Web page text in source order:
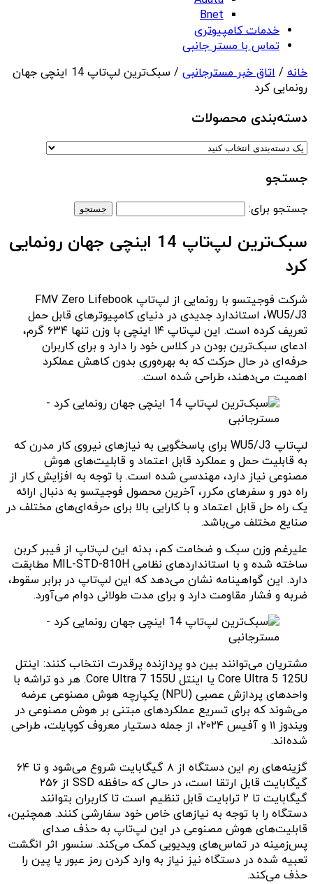
Bnet
خدمات کامپیوتری
تماس با مستر جانبی
خانه / اتاق خبر مسترجانبی
/ سبک‌ترین لپ‌تاپ 14 اینچی جهان
رونمایی کرد
دسته‌بندی‌ محصولات
جستجو
جستجو برای:
سبک‌ترین لپ‌تاپ 14 اینچی جهان رونمایی
کرد
شرکت فوجیتسو با رونمایی از لپ‌تاپ FMV Zero Lifebook
WU5/J3، استاندارد جدیدی در دنیای کامپیوتر‌های قابل حمل
تعریف کرده است. این لپ‌تاپ ۱۴ اینچی با وزن تنها ۶۳۴ گرم،
ادعای سبک‌ترین بودن در کلاس خود را دارد و برای کاربران
حرفه‌ای‌ در حال حرکت که به بهره‌وری بدون کاهش عملکرد
اهمیت می‌دهند، طراحی شده است.
لپ‌تاپ WU5/J3 برای پاسخگویی به نیازهای نیروی کار مدرن که
به قابلیت حمل و عملکرد قابل اعتماد و قابلیت‌های هوش
مصنوعی نیاز دارد، مهندسی شده است. با توجه به افزایش کار از
راه دور و سفرهای مکرر، آخرین محصول فوجیتسو به دنبال ارائه
یک راه حل قابل اعتماد و با کارایی بالا برای حرفه‌ای‌های مختلف در
صنایع مختلف می‌باشد.
علیرغم وزن سبک و ضخامت کم، بدنه این لپ‌تاپ از فیبر کربن
ساخته شده و با استانداردهای نظامی MIL-STD-810H مطابقت
دارد. این گواهینامه نشان می‌دهد که این لپ‌تاپ در برابر سقوط،
ضربه‌ و فشار مقاومت دارد و برای مدت طولانی دوام می‌آورد.
مشتریان می‌توانند بین دو پردازنده پرقدرت انتخاب کنند: اینتل
Core Ultra 5 125U یا اینتل Core Ultra 7 155U. هر دو تراشه با
واحدهای پردازش عصبی (NPU) یکپارچه هوش مصنوعی عرضه
می‌شوند که برای تسریع عملکردهای مبتنی بر هوش مصنوعی در
ویندوز ۱۱ و آفیس ۲۰۲۴، از جمله دستیار معروف کوپایلت، طراحی
شده‌اند.
گزینه‌های رم این دستگاه از ۸ گیگابایت شروع می‌شود و تا ۶۴
گیگابایت قابل ارتقا است، در حالی که حافظه SSD از ۲۵۶
گیگابایت تا ۲ ترابایت قابل تنظیم است تا کاربران بتوانند
دستگاه را با توجه به نیازهای خاص خود سفارشی کنند. همچنین،
قابلیت‌های هوش مصنوعی در این لپ‌تاپ به حذف صدای
پس‌زمینه در تماس‌های ویدیویی کمک می‌کند. سنسور اثر انگشت
تعبیه شده در دستگاه نیز نیاز به وارد کردن رمز عبور یا پین را
حذف می‌کند.